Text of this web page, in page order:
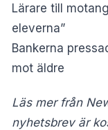
Lärare till
eleverna”
Bankerna
mot äldre
Läs mer från
nyhetsbrev är